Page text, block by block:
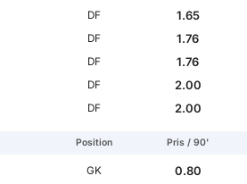
DF
1.65
DF
1.76
DF
1.76
DF
2.00
DF 2.00
Position Pris / 90'
GK
0.80